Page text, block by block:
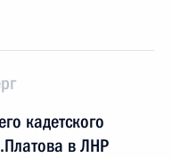
кадетского
в ЛНР